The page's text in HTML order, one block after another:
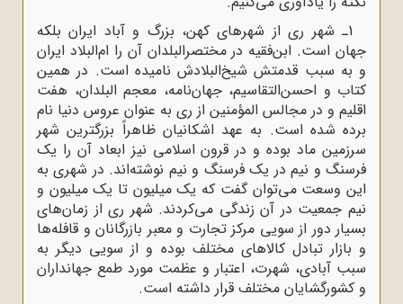
1ـ شهر ری از شهرهای کهن، بزرگ و آباد ایران بلکه
جهان است. ابن‌فقیه در مختصر‌البلدان آن را ام‌البلاد ایران
و به سبب قدمتش شیخ‌البلادش نامیده است. در همین
کتاب و احسن‌التقاسیم، جهان‌نامه، معجم‌ البلدان، هفت
‌اقلیم و در مجالس ‌المؤمنین از ری به عنوان عروس دنیا نام
برده شده است. به عهد اشکانیان ظاهراً بزرگترین شهر
سرزمین ماد بوده و در قرون اسلامی نیز ابعاد آن را یک
فرسنگ ‌و نیم در یک فرسنگ ‌و نیم نوشته‌اند. در شهری به
این وسعت می‌توان گفت که یک میلیون تا یک میلیون و
نیم جمعیت در آن زندگی می‌کردند. شهر ری از زمان‌های
بسیار دور از سویی مرکز تجارت و معبر بازرگانان و قافله‌ها
و بازار تبادل کالاهای مختلف بوده و از سویی دیگر به
سبب آبادی، شهرت، اعتبار و عظمت مورد طمع جهانداران
و کشورگشایان مختلف قرار داشته ‌است.